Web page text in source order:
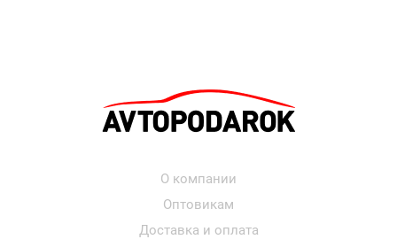
О компании
Оптовикам
Доставка и оплата